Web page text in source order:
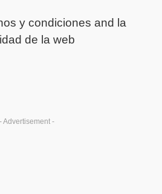
y condiciones and la
de la web
- Advertisement -